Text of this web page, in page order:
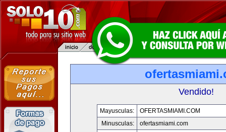
Vendido!
Mayusculas:
OFERTASMIAMI.COM
Minusculas:
ofertasmiami.com